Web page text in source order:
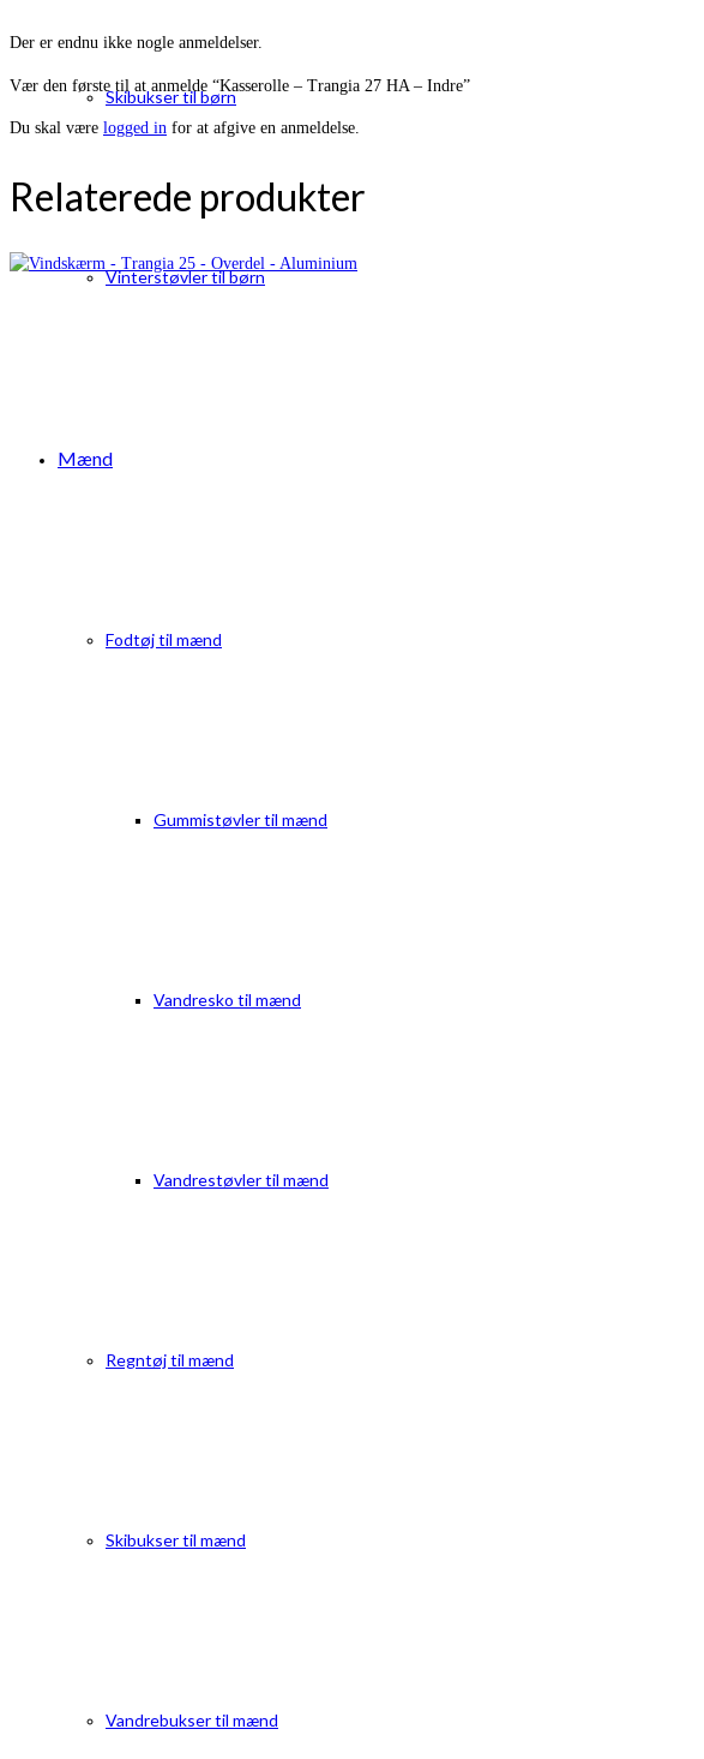
Skibukser til børn
Vinterstøvler til børn
Mænd
Fodtøj til mænd
Gummistøvler til mænd
Vandresko til mænd
Vandrestøvler til mænd
Regntøj til mænd
Skibukser til mænd
Vandrebukser til mænd
Der er endnu ikke nogle anmeldelser.
Vær den første til at anmelde “Kasserolle – Trangia 27 HA – Indre”
Du skal være logged in for at afgive en anmeldelse.
Relaterede produkter